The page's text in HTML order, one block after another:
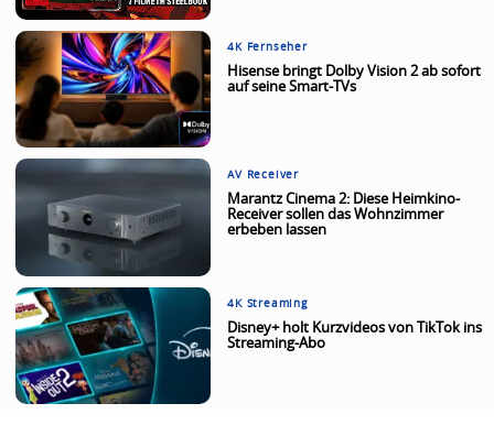
4K Fernseher
Hisense bringt Dolby Vision 2 ab sofort
auf seine Smart-TVs
AV Receiver
Marantz Cinema 2: Diese Heimkino-
Receiver sollen das Wohnzimmer
erbeben lassen
4K Streaming
Disney+ holt Kurzvideos von TikTok ins
Streaming-Abo